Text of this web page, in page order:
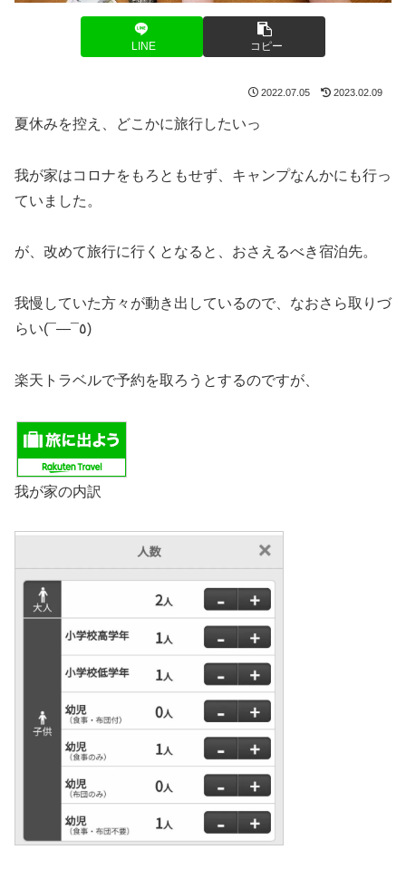
LINE コピー
2022.07.05 2023.02.09
夏休みを控え、どこかに旅行したいっ
我が家はコロナをもろともせず、キャンプなんかにも行っ
ていました。
が、改めて旅行に行くとなると、おさえるべき宿泊先。
我慢していた方々が動き出しているので、なおさら取りづ
らい(¯―¯٥)
楽天トラベルで予約を取ろうとするのですが、
我が家の内訳